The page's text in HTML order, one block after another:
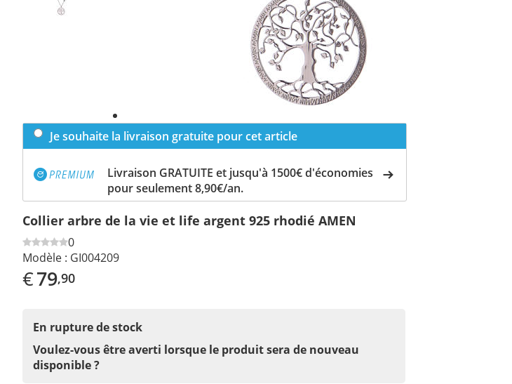
Je souhaite la livraison gratuite pour cet article
Livraison GRATUITE et jusqu'à 1500€ d'économies
pour seulement 8,90€/an.
Collier arbre de la vie et life argent 925 rhodié AMEN
0
Modèle : GI004209
€79,90
En rupture de stock
Voulez-vous être averti lorsque le produit sera de nouveau
disponible ?